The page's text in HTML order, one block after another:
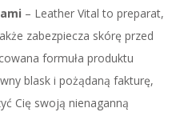
– Leather Vital to preparat,
zabezpiecza skórę przed
formuła produktu
blask i pożądaną fakturę,
Cię swoją nienaganną